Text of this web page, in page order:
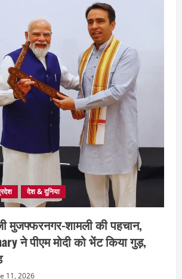
देश & दुनिया
मुजफ्फरनगर-शामली की पहचान,
ने पीएम मोदी को भेंट किया गुड़,
11, 2026